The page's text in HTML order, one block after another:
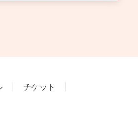
チケット